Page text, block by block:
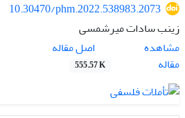
10.30470/phm.2022.538983.2073
زینب سادات میرشمسی
مشاهده
مقاله
اصل مقاله
555.57 K